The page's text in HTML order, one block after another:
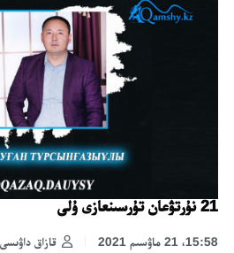
21 نۇرتۋعان تۇرسىنعازى ۇلى
قازاق داۋىسى 15:58، 21 ماۋسىم 2021